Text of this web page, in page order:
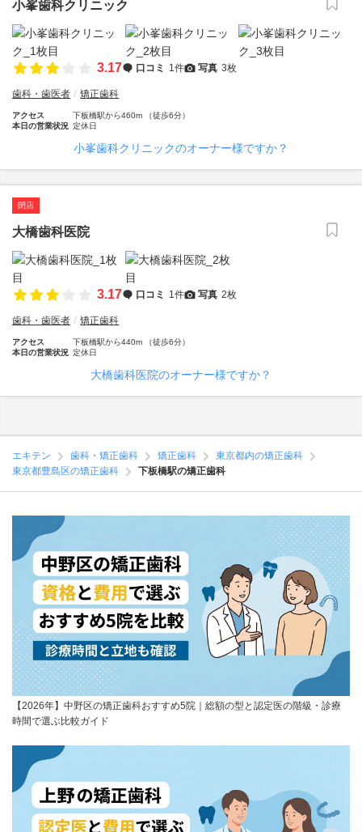
小峯歯科クリニック
3.17 口コミ 1件 写真 3枚
歯科・歯医者 矯正歯科
アクセス
下板橋駅から460m （徒歩6分）
本日の営業状況 定休日
小峯歯科クリニックのオーナー様ですか？
閉店
大橋歯科医院
3.17 口コミ 1件 写真 2枚
歯科・歯医者 矯正歯科
アクセス
下板橋駅から440m （徒歩6分）
本日の営業状況 定休日
大橋歯科医院のオーナー様ですか？
エキテン 歯科・矯正歯科 矯正歯科
東京都内の矯正歯科
東京都豊島区の矯正歯科
下板橋駅の矯正歯科
【2026年】中野区の矯正歯科おすすめ5院｜総額の型と認定医の階級・診療
時間で選ぶ比較ガイド